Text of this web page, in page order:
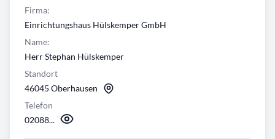
Firma:
Einrichtungshaus Hülskemper GmbH
Name:
Herr Stephan Hülskemper
Standort
46045 Oberhausen
Telefon
02088...